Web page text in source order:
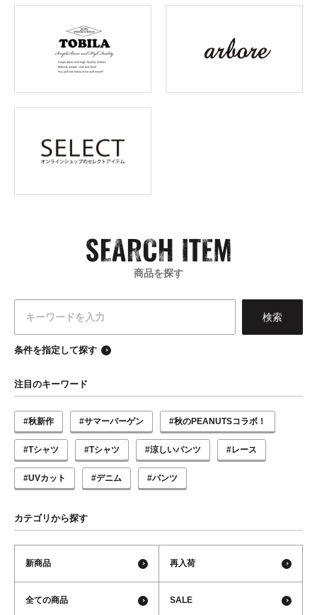
商品を探す
条件を指定して探す
注目のキーワード
#秋新作 #サマーバーゲン #秋のPEANUTSコラボ！
#Tシャツ #Tシャツ #涼しいパンツ #レース
#UVカット #デニム #パンツ
カテゴリから探す
新商品 再入荷
全ての商品 SALE